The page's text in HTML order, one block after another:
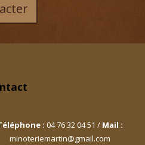
: 04 76 32 04 51 / Mail :
minoteriemartin@gmail.com